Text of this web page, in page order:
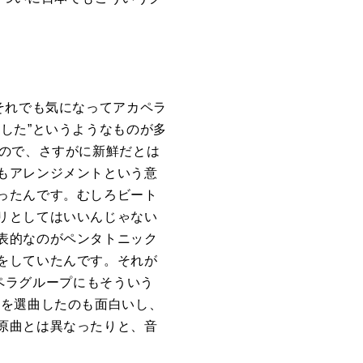
でも気になってアカペラ
た”というようなものが多
で、さすがに新鮮だとは
アレンジメントという意
たんです。むしろビート
としてはいいんじゃない
的なのがペンタトニック
していたんです。それが
グループにもそういう
選曲したのも面白いし、
曲とは異なったりと、音